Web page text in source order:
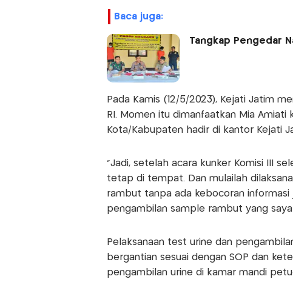
baca juga:
Tangkap Pengedar
Pada Kamis (12/5/2023), Kejati Jatim
RI. Momen itu dimanfaatkan Mia Amiati
Kota/Kabupaten hadir di kantor Kejati
"Jadi, setelah acara kunker Komisi III
tetap di tempat. Dan mulailah
rambut tanpa ada kebocoran
pengambilan sample rambut yang
Pelaksanaan test urine dan
bergantian sesuai dengan SOP dan
pengambilan urine di kamar mandi